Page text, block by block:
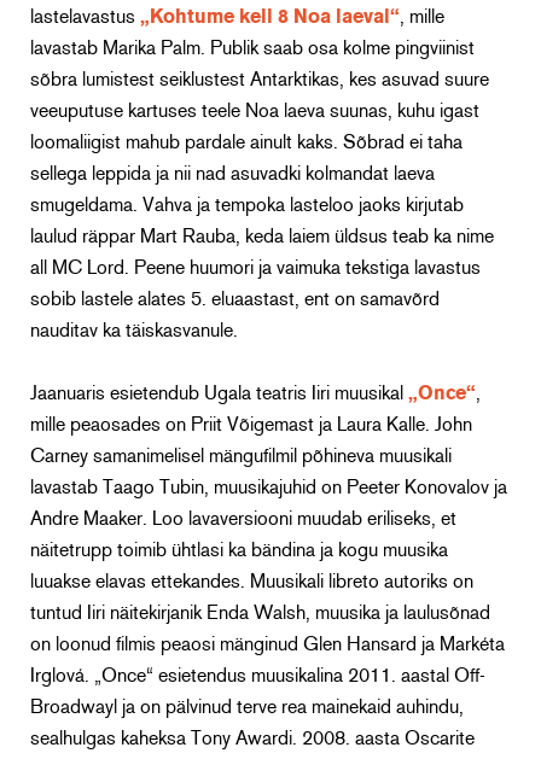
lastelavastus „Kohtume kell 8 Noa laeval“ , mille
lavastab Marika Palm. Publik saab osa kolme pingviinist
sõbra lumistest seiklustest Antarktikas, kes asuvad suure
veeuputuse kartuses teele Noa laeva suunas, kuhu igast
loomaliigist mahub pardale ainult kaks. Sõbrad ei taha
sellega leppida ja nii nad asuvadki kolmandat laeva
smugeldama. Vahva ja tempoka lasteloo jaoks kirjutab
laulud räppar Mart Rauba, keda laiem üldsus teab ka nime
all MC Lord. Peene huumori ja vaimuka tekstiga lavastus
sobib lastele alates 5. eluaastast, ent on samavõrd
nauditav ka täiskasvanule.
Jaanuaris esietendub Ugala teatris Iiri muusikal „Once“
mille peaosades on Priit Võigemast ja Laura Kalle. John
Carney samanimelisel mängufilmil põhineva muusikali
lavastab Taago Tubin, muusikajuhid on Peeter Konovalov ja
Andre Maaker. Loo lavaversiooni muudab eriliseks, et
näitetrupp toimib ühtlasi ka bändina ja kogu muusika
luuakse elavas ettekandes. Muusikali libreto autoriks on
tuntud Iiri näitekirjanik Enda Walsh, muusika ja laulusõnad
on loonud filmis peaosi mänginud Glen Hansard ja Markéta
Irglová. „Once“ esietendus muusikalina 2011. aastal Off-
Broadwayl ja on pälvinud terve rea mainekaid auhindu,
sealhulgas kaheksa Tony Awardi. 2008. aasta Oscarite